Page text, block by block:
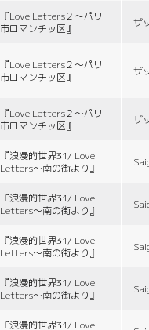
『Love Letters２〜パリ
市ロマンチッ区』
ザ
『Love Letters２〜パリ
市ロマンチッ区』
ザ
『Love Letters２〜パリ
市ロマンチッ区』
ザ
『浪漫的世界31/ Love
Letters〜南の街より』
『浪漫的世界31/ Love
Letters〜南の街より』
『浪漫的世界31/ Love
Letters〜南の街より』
『浪漫的世界31/ Love
Letters〜南の街より』
『浪漫的世界31/ Love